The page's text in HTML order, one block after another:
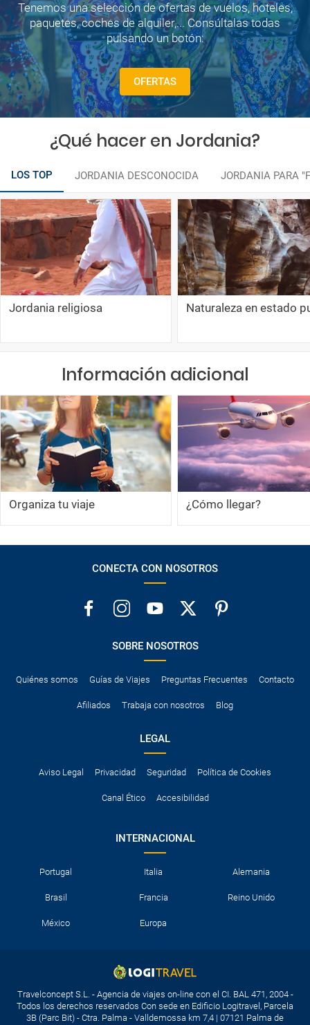
Tenemos una selección de ofertas de vuelos, hoteles,
paquetes, coches de alquiler,... Consúltalas todas
pulsando un botón:
OFERTAS
¿Qué hacer en Jordania?
LOS TOP JORDANIA DESCONOCIDA JORDANIA PARA
Jordania religiosa Naturaleza en estado
Información adicional
Organiza tu viaje ¿Cómo llegar?
CONECTA CON NOSOTROS
SOBRE NOSOTROS
Quiénes somos Guías de Viajes Preguntas Frecuentes Contacto
Afiliados Trabaja con nosotros Blog
LEGAL
Aviso Legal Privacidad Seguridad Política de Cookies
Canal Ético Accesibilidad
INTERNACIONAL
Portugal Italia Alemania
Brasil Francia Reino Unido
México Europa
Travelconcept S.L. - Agencia de viajes on-line con el CI. BAL 471, 2004 -
Todos los derechos reservados Con sede en Edificio Logitravel, Parcela
3B (Parc Bit) - Ctra. Palma - Valldemossa km 7,4 | 07121 Palma de